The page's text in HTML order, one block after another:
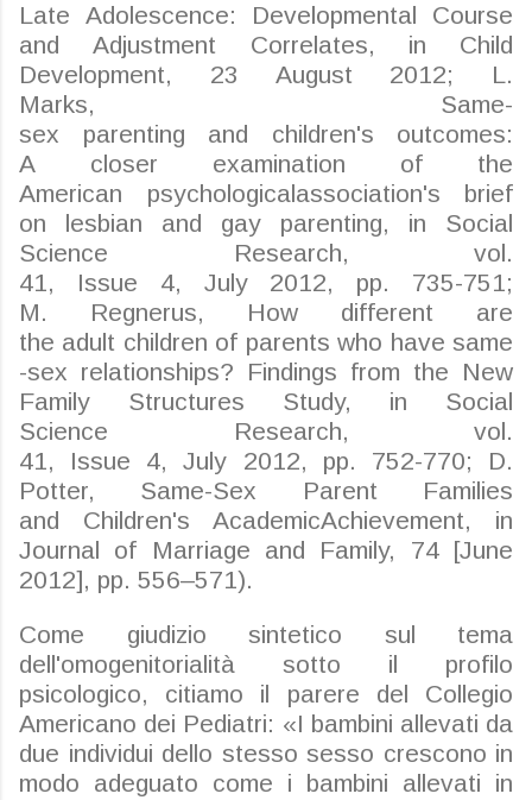
Late Adolescence: Developmental Course
andAdjustment Correlates, in Child
Development, 23 August 2012; L.
Marks, Same-
sex parenting and children's outcomes:
A closer examination of the
American psychologicalassociation's brief
on lesbian and gay parenting, in Social
Science
Research, vol.
41, Issue 4, July2012, pp. 735-751;
M. Regnerus, How different are
the adult children of parents who have same
-sex relationships? Findings from the New
Family Structures Study, in Social
Science
Research, vol.
41, Issue 4,July 2012, pp. 752-770; D.
Potter, Same-Sex Parent Families
and Children's AcademicAchievement, in
Journal of
Marriage and Family, 74 [June
2012], pp. 556–571).
Come giudizio sintetico sul tema
dell'omogenitorialità sotto il profilo
psicologico, citiamo il parere del Collegio
Americano dei Pediatri: «I bambini allevati da
due individui dello stesso sesso crescono in
modo adeguato come i bambini allevati in